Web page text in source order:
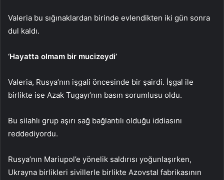
Valeria bu sığınaklardan birinde evlendikten iki gün sonra
dul kaldı.
‘Hayatta olmam bir mucizeydi’
Valeria, Rusya’nın işgali öncesinde bir şairdi. İşgal ile
birlikte ise Azak Tugayı’nın basın sorumlusu oldu.
Bu silahlı grup aşırı sağ bağlantılı olduğu iddiasını
reddediyordu.
Rusya’nın Mariupol’e yönelik saldırısı yoğunlaşırken,
Ukrayna birlikleri sivillerle birlikte Azovstal fabrikasının